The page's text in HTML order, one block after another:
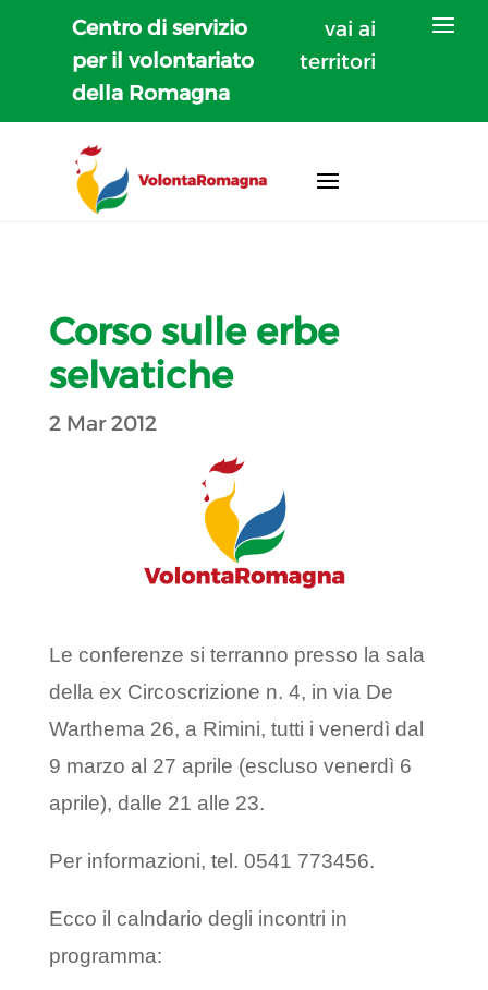
Centro di servizio
per il volontariato
della Romagna
vai ai
territori
Corso sulle erbe
selvatiche
2 Mar 2012
Le conferenze si terranno presso la sala
della ex Circoscrizione n. 4, in via De
Warthema 26, a Rimini, tutti i venerdì dal
9 marzo al 27 aprile (escluso venerdì 6
aprile), dalle 21 alle 23.
Per informazioni, tel. 0541 773456.
Ecco il calndario degli incontri in
programma: